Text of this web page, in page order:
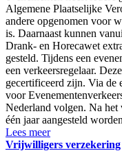
Algemene Plaatselijke
andere opgenomen voor
is. Daarnaast kunnen
Drank- en Horecawet
gesteld. Tijdens een
een verkeersregelaar.
gecertificeerd zijn. Via de
voor
Nederland volgen. Na
één jaar aangesteld
Lees meer
Vrijwilligers verzekering